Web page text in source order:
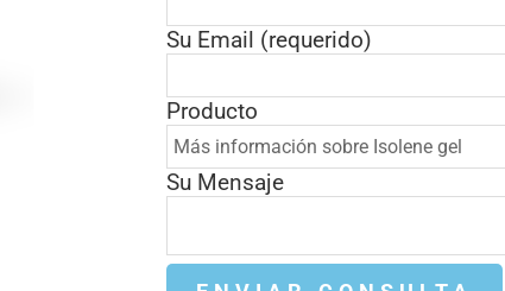
Su Email (requerido)
Producto
Su Mensaje